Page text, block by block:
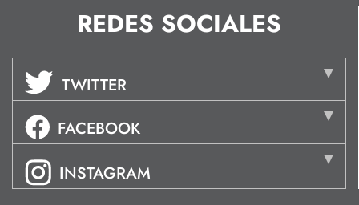
REDES SOCIALES
TWITTER
FACEBOOK
INSTAGRAM